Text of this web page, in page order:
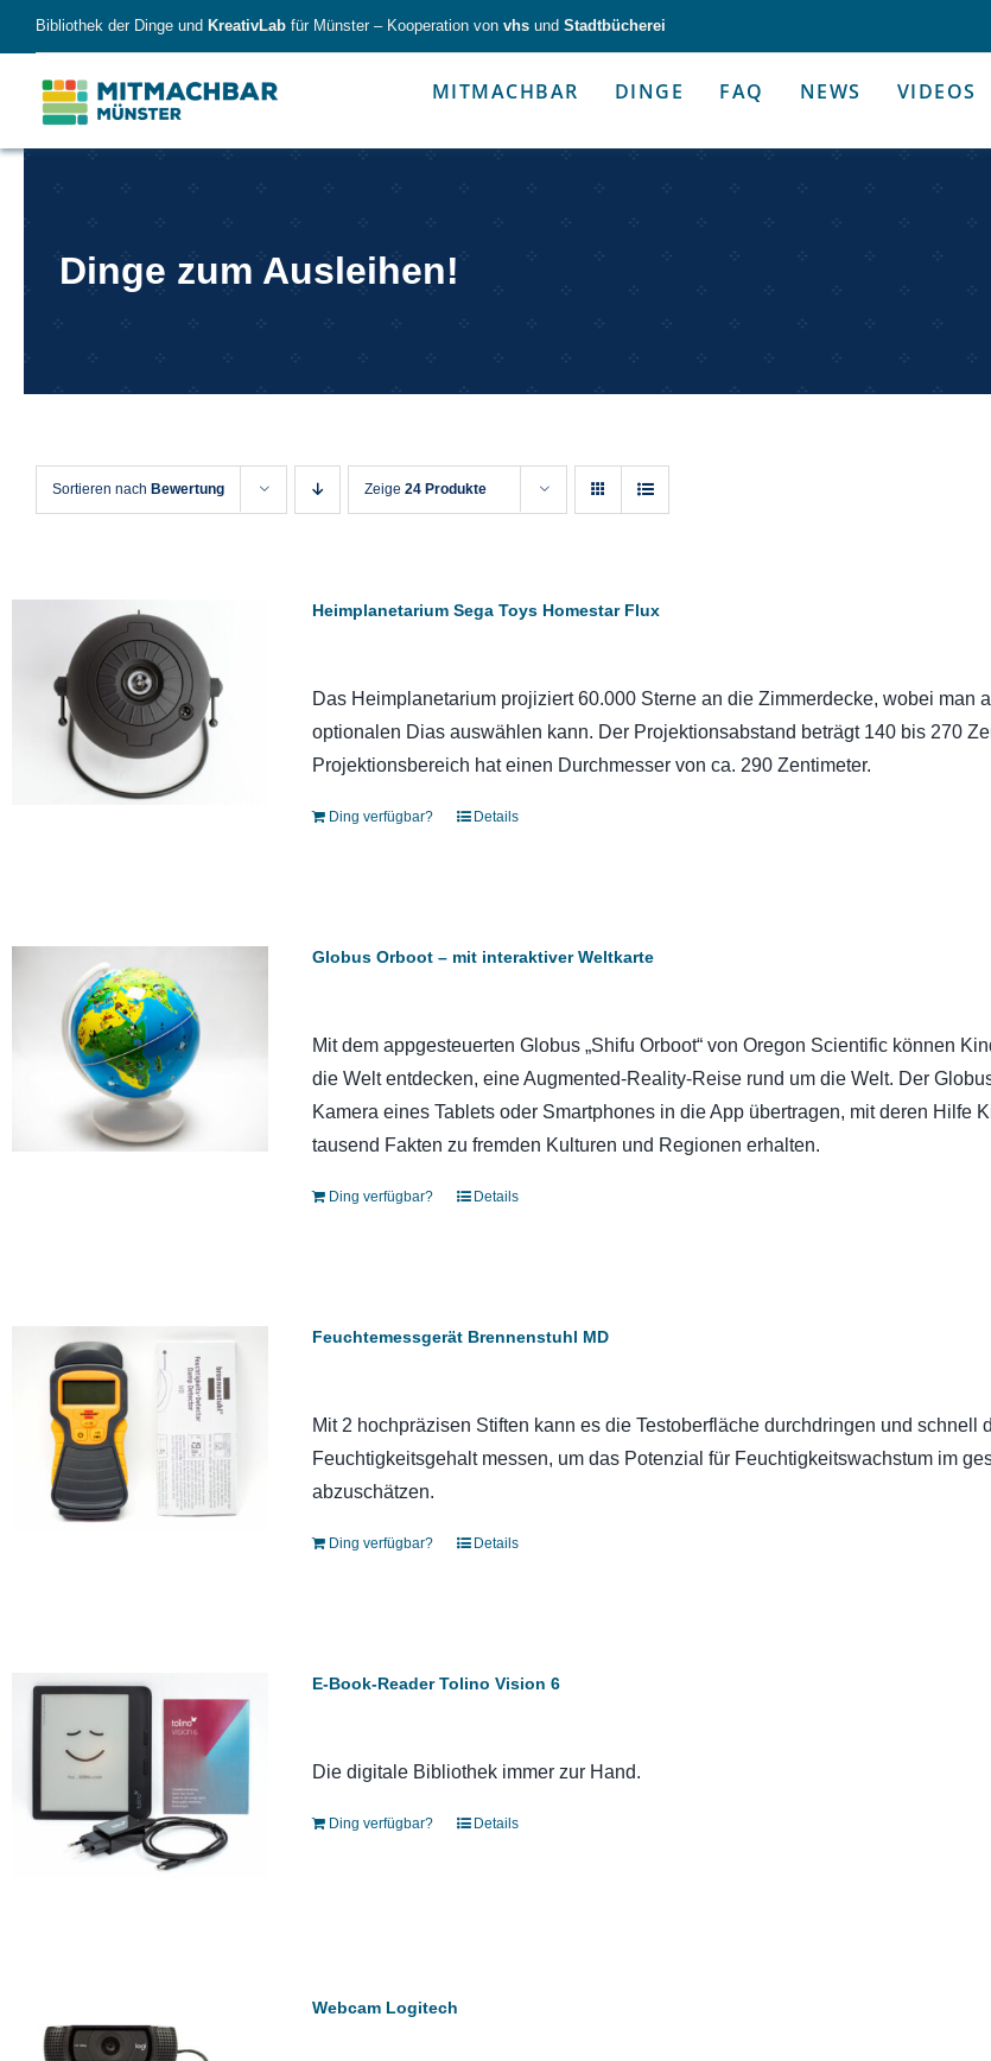
content
Bibliothek der Dinge und KreativLab für Münster – Kooperation von vhs und Stadtbücherei
MITMACHBAR DINGE
Forschen
Forschen
Alles für kleine & große Entdecker.
Werkzeug & Alltagshelfer
Werkzeug & Altagshelfer
Nimm die Dinge selbst in die Hand.
Medien &
FAQ NEWS VIDEOS
Dinge zum Ausleihen!
Sortieren nach Bewertung Zeige 24 Produkte
Heimplanetarium Sega Toys Homestar Flux
Das Heimplanetarium projiziert 60.000 Sterne an die Zimmerdecke, wobei man
optionalen Dias auswählen kann. Der Projektionsabstand beträgt 140 bis 270
Projektionsbereich hat einen Durchmesser von ca. 290 Zentimeter.
Ding verfügbar? Details
Globus Orboot – mit interaktiver Weltkarte
Mit dem appgesteuerten Globus „Shifu Orboot“ von Oregon Scientific können
die Welt entdecken, eine Augmented-Reality-Reise rund um die Welt. Der
Kamera eines Tablets oder Smartphones in die App übertragen, mit deren Hilfe
tausend Fakten zu fremden Kulturen und Regionen erhalten.
Ding verfügbar? Details
Feuchtemessgerät Brennenstuhl MD
Mit 2 hochpräzisen Stiften kann es die Testoberfläche durchdringen und schnell
Feuchtigkeitsgehalt messen, um das Potenzial für Feuchtigkeitswachstum im
abzuschätzen.
Ding verfügbar? Details
E-Book-Reader Tolino Vision 6
Die digitale Bibliothek immer zur Hand.
Ding verfügbar? Details
Webcam Logitech